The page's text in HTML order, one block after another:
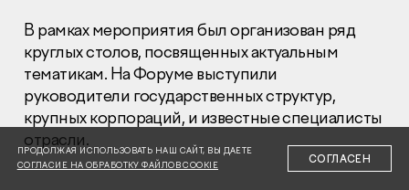
+7 (495) 502 95 59
Отдел продаж
+7 (495) 641-35-35
Заказать звонок
© 2001-2026 Компания «Пионер»
В рамках мероприятия был организован ряд
круглых столов, посвященных актуальным
тематикам. На Форуме выступили
руководители государственных структур,
крупных корпораций, и известные специалисты
отрасли.
ПРОДОЛЖАЯ ИСПОЛЬЗОВАТЬ НАШ САЙТ, ВЫ ДАЕТЕ
СОГЛАСИЕ НА ОБРАБОТКУ ФАЙЛОВ COOKIE
СОГЛАСЕН